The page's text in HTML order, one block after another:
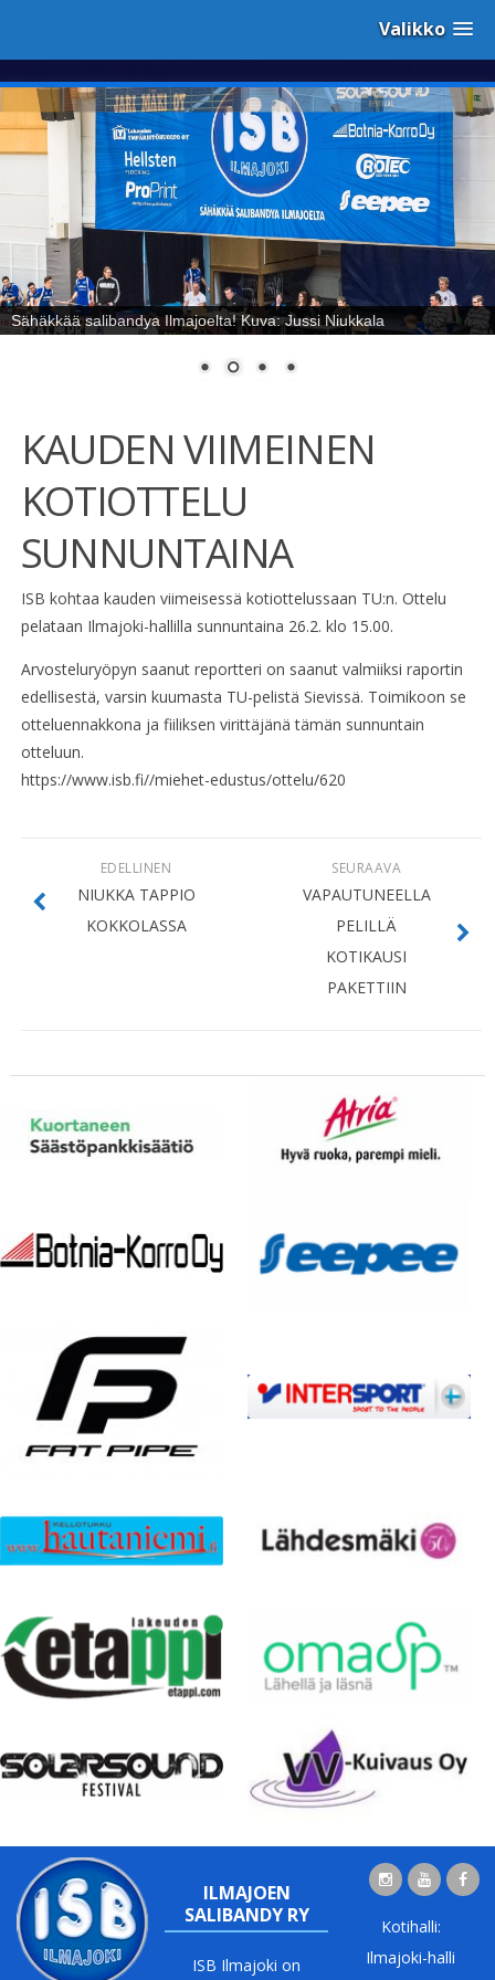
Valikko
Sähäkkää salibandya Ilmajoelta! Kuva: Jussi Niukkala
KAUDEN VIIMEINEN
KOTIOTTELU
SUNNUNTAINA
ISB kohtaa kauden viimeisessä kotiottelussaan TU:n. Ottelu
pelataan Ilmajoki-hallilla sunnuntaina 26.2. klo 15.00.
Arvosteluryöpyn saanut reportteri on saanut valmiiksi raportin
edellisestä, varsin kuumasta TU-pelistä Sievissä. Toimikoon se
otteluennakkona ja fiiliksen virittäjänä tämän sunnuntain
otteluun.
https://www.isb.fi//miehet-edustus/ottelu/620
SEURAAVA
VAPAUTUNEELLA
PELILLÄ
KOTIKAUSI
PAKETTIIN
EDELLINEN
NIUKKA TAPPIO
KOKKOLASSA
ILMAJOEN
SALIBANDY RY
ISB Ilmajoki on
Kotihalli:
Ilmajoki-halli